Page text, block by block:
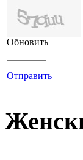
Обновить
Отправить